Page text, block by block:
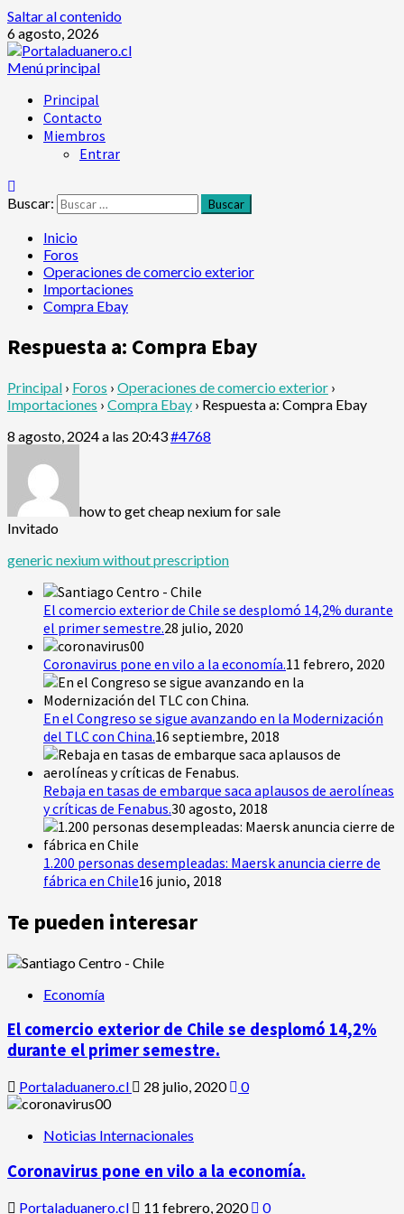
Saltar al contenido
6 agosto, 2026
Menú principal
Principal
Contacto
Miembros
Entrar
Buscar:
Inicio
Foros
Operaciones de comercio exterior
Importaciones
Compra Ebay
Respuesta a: Compra Ebay
Principal › Foros › Operaciones de comercio exterior ›
Importaciones › Compra Ebay › Respuesta a: Compra Ebay
8 agosto, 2024 a las 20:43#4768
how to get cheap nexium for sale
Invitado
generic nexium without prescription
El comercio exterior de Chile se desplomó 14,2% durante
el primer semestre.28 julio, 2020
Coronavirus pone en vilo a la economía.11 febrero, 2020
En el Congreso se sigue avanzando en la Modernización
del TLC con China.16 septiembre, 2018
Rebaja en tasas de embarque saca aplausos de aerolíneas
y críticas de Fenabus.30 agosto, 2018
1.200 personas desempleadas: Maersk anuncia cierre de
fábrica en Chile16 junio, 2018
Te pueden interesar
Economía
El comercio exterior de Chile se desplomó 14,2%
durante el primer semestre.
Portaladuanero.cl 28 julio, 2020 0
Noticias Internacionales
Coronavirus pone en vilo a la economía.
Portaladuanero.cl 11 febrero, 2020 0